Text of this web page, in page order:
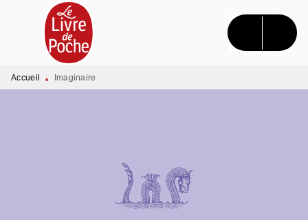
MENU RECHERCHE CONTENU
PIED DE PAGE
Accueil • Imaginaire